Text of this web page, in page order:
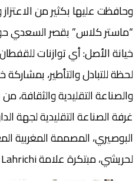
وحافظت عليها بكثير من
“ماستر كلاس” بقصر السعدي
خيانة الأصل: أي توازنات
لحظة للتبادل والتأطير،
والصناعة التقليدية والثقافة،
غرفة الصناعة التقليدية لجهة
البوصيري، المصممة المغربية
لحريشي، مبتكرة علامة Handmade by Ghita Lahrichi.